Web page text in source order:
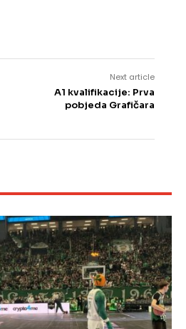
Next article
A1 kvalifikacije: Prva
pobjeda Grafičara